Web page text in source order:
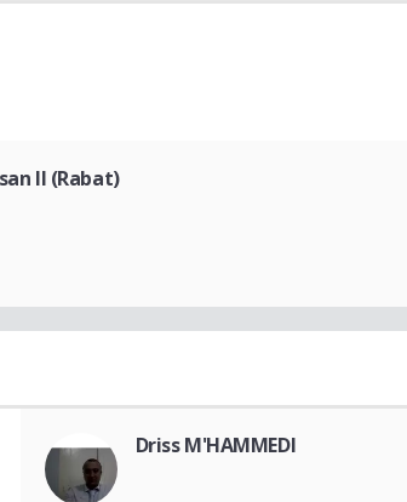
II (Rabat)
Driss M'HAMMEDI